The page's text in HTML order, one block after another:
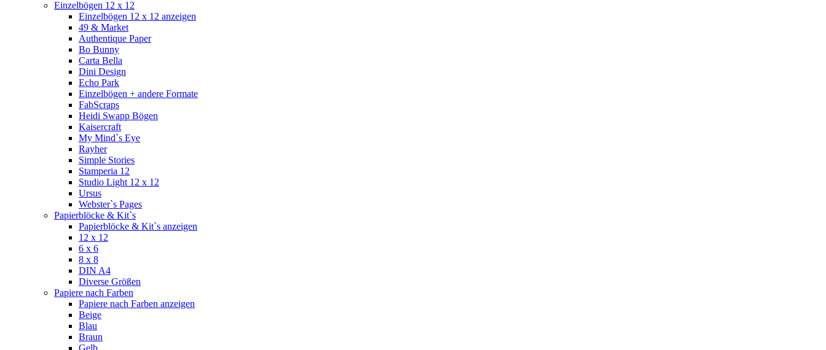
Einzelbögen 12 x 12
Einzelbögen 12 x 12 anzeigen
49 & Market
Authentique Paper
Bo Bunny
Carta Bella
Dini Design
Echo Park
Einzelbögen + andere Formate
FabScraps
Heidi Swapp Bögen
Kaisercraft
My Mind`s Eye
Rayher
Simple Stories
Stamperia 12
Studio Light 12 x 12
Ursus
Webster`s Pages
Papierblöcke & Kit`s
Papierblöcke & Kit`s anzeigen
12 x 12
6 x 6
8 x 8
DIN A4
Diverse Größen
Papiere nach Farben
Papiere nach Farben anzeigen
Beige
Blau
Braun
Gelb